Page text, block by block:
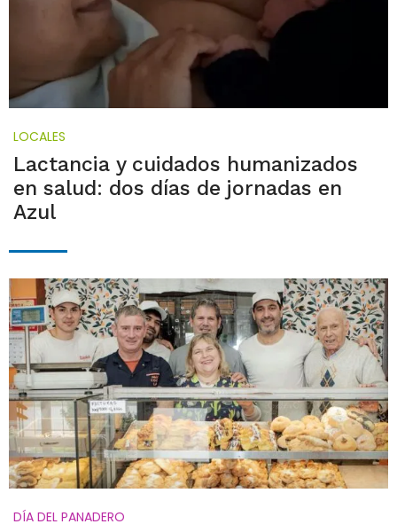
LOCALES
Lactancia y cuidados humanizados
en salud: dos días de jornadas en
Azul
DÍA DEL PANADERO